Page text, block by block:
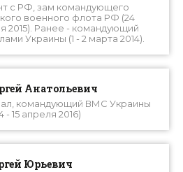
с РФ, зам командующего
военного флота РФ (24
2015). Ранее - командующий
Украины (1 - 2 марта 2014).
Анатольевич
командующий ВМС Украины
- 15 апреля 2016)
Юрьевич